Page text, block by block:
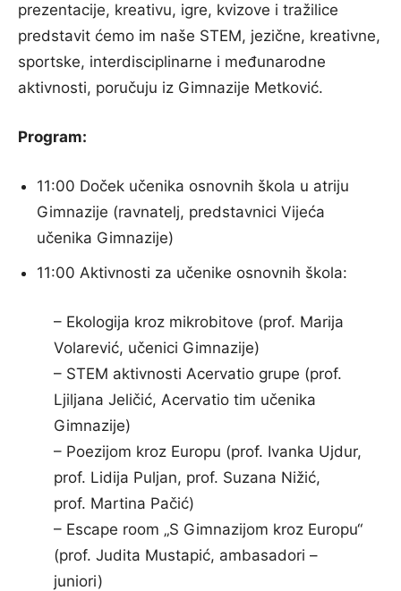
prezentacije, kreativu, igre, kvizove i tražilice
predstavit ćemo im naše STEM, jezične, kreativne,
sportske, interdisciplinarne i međunarodne
aktivnosti, poručuju iz Gimnazije Metković.
Program:
11:00 Doček učenika osnovnih škola u atriju
Gimnazije (ravnatelj, predstavnici Vijeća
učenika Gimnazije)
11:00 Aktivnosti za učenike osnovnih škola:
– Ekologija kroz mikrobitove (prof. Marija
Volarević, učenici Gimnazije)
– STEM aktivnosti Acervatio grupe (prof.
Ljiljana Jeličić, Acervatio tim učenika
Gimnazije)
– Poezijom kroz Europu (prof. Ivanka Ujdur,
prof. Lidija Puljan, prof. Suzana Nižić,
prof. Martina Pačić)
– Escape room „S Gimnazijom kroz Europu“
(prof. Judita Mustapić, ambasadori –
juniori)